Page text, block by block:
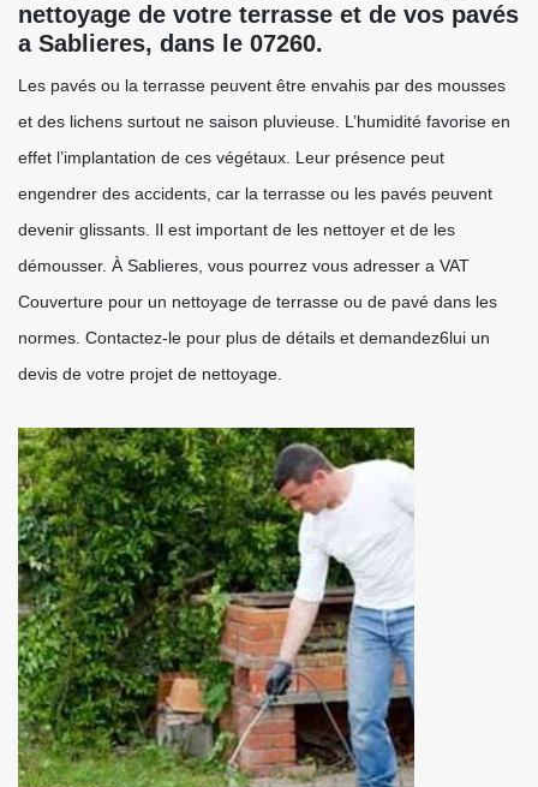
nettoyage de votre terrasse et de vos pavés
a Sablieres, dans le 07260.
Les pavés ou la terrasse peuvent être envahis par des mousses
et des lichens surtout ne saison pluvieuse. L’humidité favorise en
effet l’implantation de ces végétaux. Leur présence peut
engendrer des accidents, car la terrasse ou les pavés peuvent
devenir glissants. Il est important de les nettoyer et de les
démousser. À Sablieres, vous pourrez vous adresser a VAT
Couverture pour un nettoyage de terrasse ou de pavé dans les
normes. Contactez-le pour plus de détails et demandez6lui un
devis de votre projet de nettoyage.